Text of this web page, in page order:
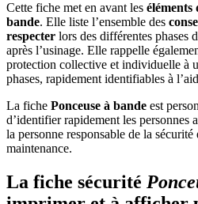
Cette fiche met en avant les éléments
bande. Elle liste l’ensemble des
respecter lors des différentes phases
après l’usinage. Elle rappelle
protection collective et individuelle à
phases, rapidement identifiables à
La fiche Ponceuse à bande est
d’identifier rapidement les personnes
la personne responsable de la sécurité
maintenance.
La fiche sécurité